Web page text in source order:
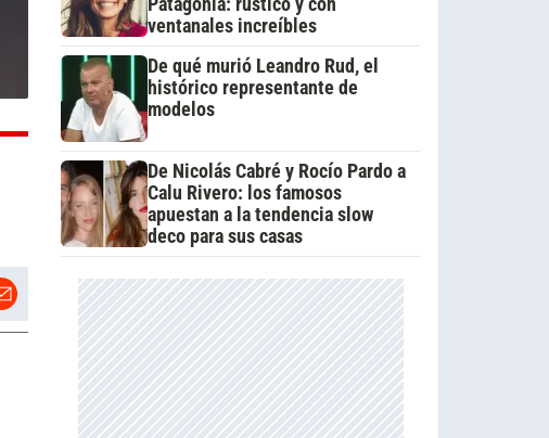
ventanales increíbles
De qué murió Leandro Rud, el
histórico representante de
modelos
De Nicolás Cabré y Rocío Pardo a
Calu Rivero: los famosos
apuestan a la tendencia slow
deco para sus casas